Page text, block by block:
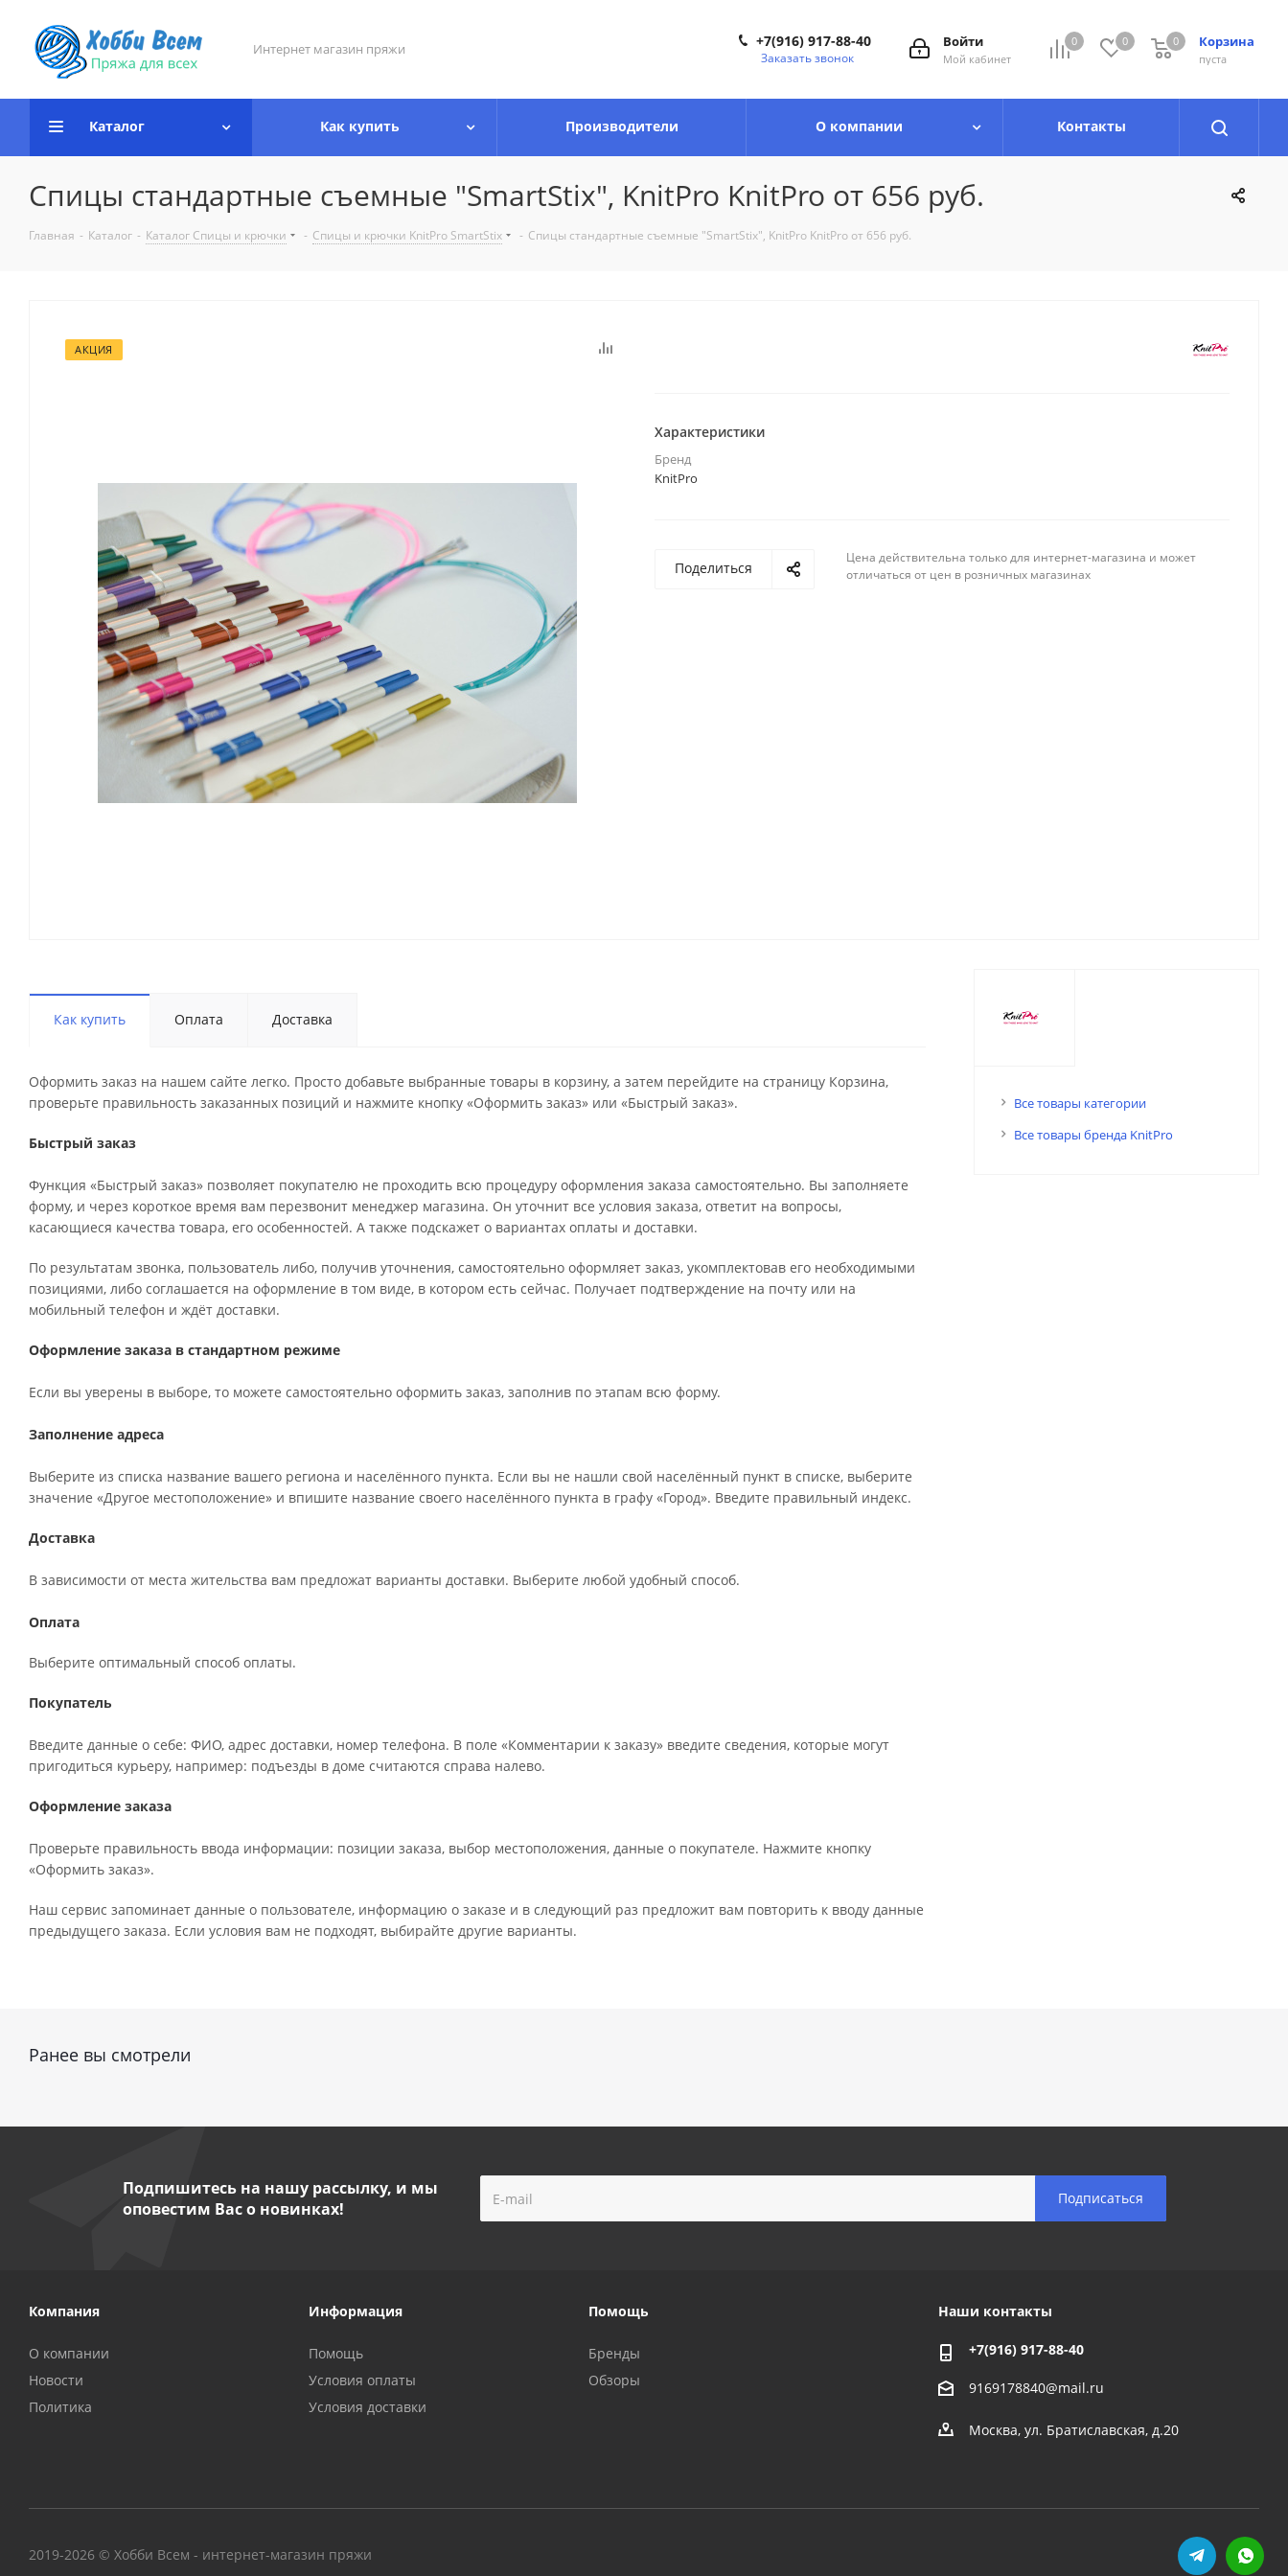
Интернет магазин пряжи 0 0 Корзина
0
пуста
0
Войти
Мой кабинет
+7(916) 917-88-40
Заказать звонок
Каталог Как купить Производители О компании Контакты
Спицы стандартные съемные "SmartStix", KnitPro KnitPro от 656 руб.
Главная - Каталог - Каталог Спицы и крючки - Спицы и крючки KnitPro SmartStix - Спицы стандартные съемные "SmartStix", KnitPro KnitPro от 656 руб.
АКЦИЯ
Характеристики
Бренд
KnitPro
Поделиться
Цена действительна только для интернет-магазина и может
отличаться от цен в розничных магазинах
Как купить Оплата Доставка
Оформить заказ на нашем сайте легко. Просто добавьте выбранные товары в корзину, а затем перейдите на страницу Корзина,
проверьте правильность заказанных позиций и нажмите кнопку «Оформить заказ» или «Быстрый заказ».
Быстрый заказ
Функция «Быстрый заказ» позволяет покупателю не проходить всю процедуру оформления заказа самостоятельно. Вы заполняете
форму, и через короткое время вам перезвонит менеджер магазина. Он уточнит все условия заказа, ответит на вопросы,
касающиеся качества товара, его особенностей. А также подскажет о вариантах оплаты и доставки.
По результатам звонка, пользователь либо, получив уточнения, самостоятельно оформляет заказ, укомплектовав его необходимыми
позициями, либо соглашается на оформление в том виде, в котором есть сейчас. Получает подтверждение на почту или на
мобильный телефон и ждёт доставки.
Оформление заказа в стандартном режиме
Если вы уверены в выборе, то можете самостоятельно оформить заказ, заполнив по этапам всю форму.
Заполнение адреса
Выберите из списка название вашего региона и населённого пункта. Если вы не нашли свой населённый пункт в списке, выберите
значение «Другое местоположение» и впишите название своего населённого пункта в графу «Город». Введите правильный индекс.
Доставка
В зависимости от места жительства вам предложат варианты доставки. Выберите любой удобный способ.
Оплата
Выберите оптимальный способ оплаты.
Покупатель
Введите данные о себе: ФИО, адрес доставки, номер телефона. В поле «Комментарии к заказу» введите сведения, которые могут
пригодиться курьеру, например: подъезды в доме считаются справа налево.
Оформление заказа
Проверьте правильность ввода информации: позиции заказа, выбор местоположения, данные о покупателе. Нажмите кнопку
«Оформить заказ».
Наш сервис запоминает данные о пользователе, информацию о заказе и в следующий раз предложит вам повторить к вводу данные
предыдущего заказа. Если условия вам не подходят, выбирайте другие варианты.
Все товары категории
Все товары бренда KnitPro
Ранее вы смотрели
Подпишитесь на нашу рассылку, и мы
оповестим Вас о новинках!
Компания
О компании
Новости
Политика
Информация
Помощь
Условия оплаты
Условия доставки
Помощь
Бренды
Обзоры
Наши контакты
+7(916) 917-88-40
9169178840@mail.ru
Москва, ул. Братиславская, д.20
2019-2026 © Хобби Всем - интернет-магазин пряжи